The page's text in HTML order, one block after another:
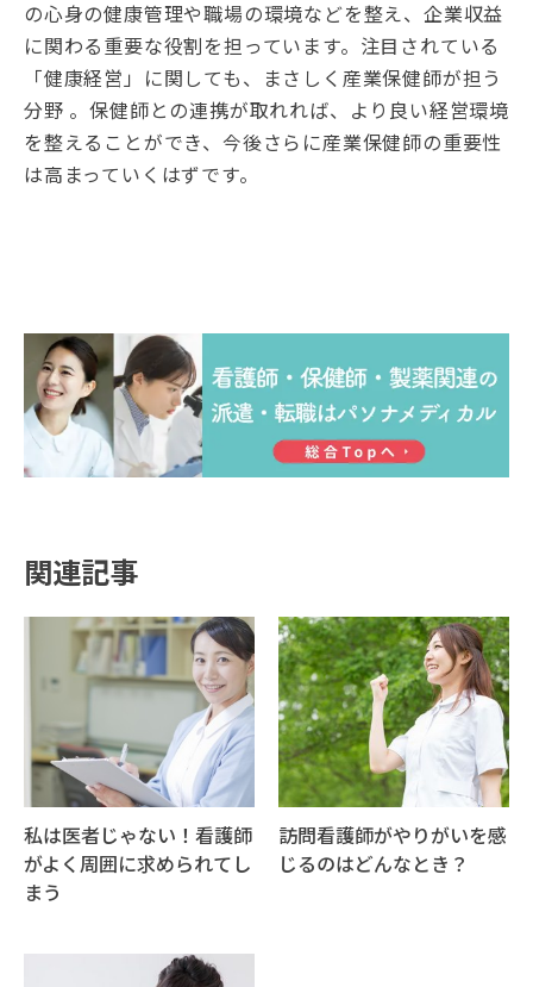
の心身の健康管理や職場の環境などを整え、企業収益
に関わる重要な役割を担っています。注目されている
「健康経営」に関しても、まさしく産業保健師が担う
分野 。保健師との連携が取れれば、より良い経営環境
を整えることができ、今後さらに産業保健師の重要性
は高まっていくはずです。
関連記事
私は医者じゃない！看護師
がよく周囲に求められてし
まう
訪問看護師がやりがいを感
じるのはどんなとき？